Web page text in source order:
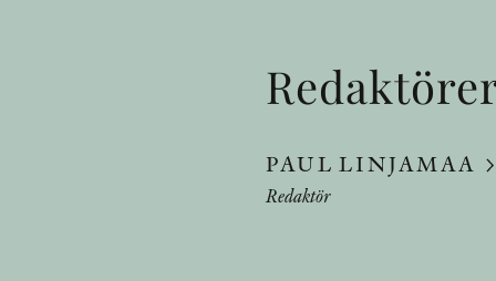
PAUL LINJAMAA
Redaktör